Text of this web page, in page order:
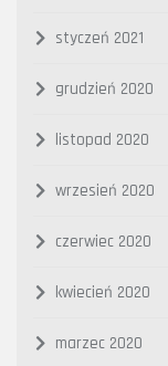
styczeń 2021
grudzień 2020
listopad 2020
wrzesień 2020
czerwiec 2020
kwiecień 2020
marzec 2020